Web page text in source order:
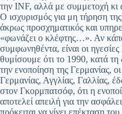
την INF, αλλά με συμμετοχή
Ο ισχυρισμός για μη τήρηση
άκρως προσχηματικός και
«φωνάζει ο κλέφτης…». Αν
συμφωνηθέντα, είναι οι
θυμίσουμε ότι το 1990, κατά τη
την ενοποίηση της Γερμανίας,
Γερμανίας, Αγγλίας, Γαλλίας,
στον Γκορμπατσόφ, ότι η
αποτελεί απειλή για την
πρόκειται να γίνει επέκταση